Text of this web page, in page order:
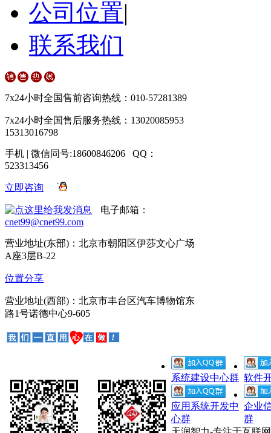
公司位置|
联系我们
7x24小时全国售前咨询热线：010-57281389
7x24小时全国售后服务热线：13020085953
15313016798
手机 | 微信同号:18600846206 QQ：
523313456
立即咨询
电子邮箱：
cnet99@cnet99.com
营业地址(东部)：北京市朝阳区伊莎文心广场
A座3层B-22
位置分享
营业地址(西部)：北京市丰台区汽车博物馆东
路1号诺德中心9-605
系统建设中心群 软件
应用系统开发中
心群
企业
群